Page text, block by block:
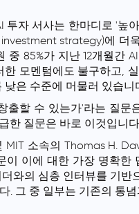
투자 서사는 한마디로 '높
investment strategy)에 더
중 85%가 지난 12개월간
한 모멘텀에도 불구하고,
낮은 수준에 머물러 있습니
출할 수 있는가'라는 질문
한 질문은 바로 이것입니
MIT 소속의 Thomas H.
이 이에 대한 가장 명확한
더와의 심층 인터뷰를 기
. 그 중 일부는 기존의 통